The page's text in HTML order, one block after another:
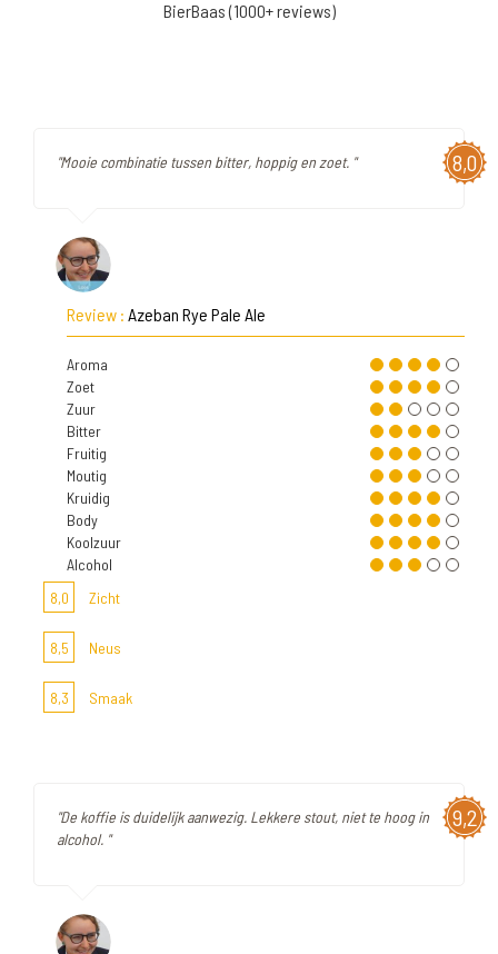
BierBaas (1000+ reviews)
8,0
"Mooie combinatie tussen bitter, hoppig en zoet. "
Review : Azeban Rye Pale Ale
Aroma
Zoet
Zuur
Bitter
Fruitig
Moutig
Kruidig
Body
Koolzuur
Alcohol
8,0
Zicht
8,5 Neus
8,3 Smaak
9,2
"De koffie is duidelijk aanwezig. Lekkere stout, niet te hoog in
alcohol. "